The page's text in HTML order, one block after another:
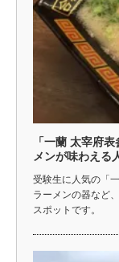
「一蘭 太宰府
メンが味わえる
受験生に人気の「
ラーメンの器など
スポットです。